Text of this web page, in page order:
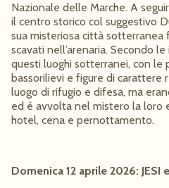
Nazionale delle Marche. A
il centro storico col suggestivo
sua misteriosa città
scavati nell’arenaria. Secondo
questi luoghi sotterranei, con le
bassorilievi e figure di carattere
luogo di rifugio e difesa, ma
ed è avvolta nel mistero la loro
hotel, cena e pernottamento.
Domenica 12 aprile 2026: JESI